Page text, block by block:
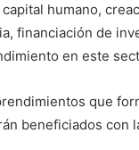
humano,
financiación de
en este
que
beneficiados con